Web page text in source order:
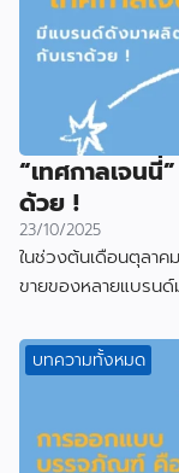
“เทศกาลเจน
ด้วย !
23/10/2025
ในช่วงต้นเดือนตุลาค
ขายของหลายแบรนด์
บทความทั้งหมด